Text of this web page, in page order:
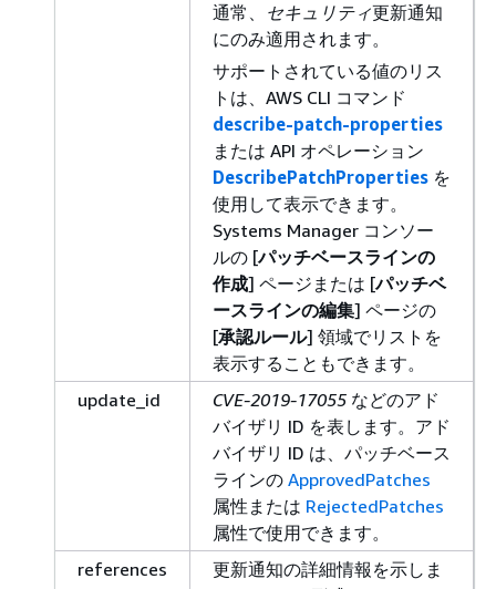
通常、 セキュリティ更新通知
にのみ適用されます。
サポートされている値のリス
トは、AWS CLI コマンド
describe-patch-properties
または API オペレーション
DescribePatchProperties を
使用して表示できます。
Systems Manager コンソー
ルの [パッチベースラインの
作成] ページまたは [パッチベ
ースラインの編集] ページの
[承認ルール] 領域でリストを
表示することもできます。
update_id
CVE-2019-17055 などのアド
バイザリ ID を表します。アド
バイザリ ID は、パッチベース
ラインの ApprovedPatches
属性または RejectedPatches
属性で使用できます。
references
更新通知の詳細情報を示しま